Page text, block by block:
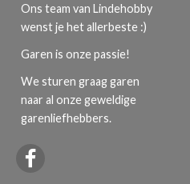
Ons team van Lindehobby
wenst je het allerbeste :)
Garen is onze passie!
We sturen graag garen
naar al onze geweldige
garenliefhebbers.